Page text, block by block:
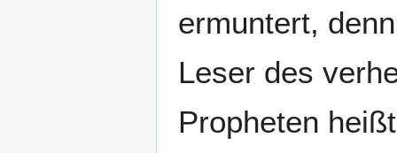
ermuntert,
Leser des
Propheten